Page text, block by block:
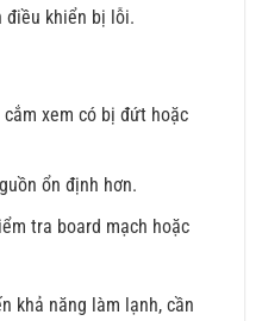
điều khiển bị lỗi.
xem có bị đứt hoặc
ổn định hơn.
tra board mạch hoặc
khả năng làm lạnh, cần